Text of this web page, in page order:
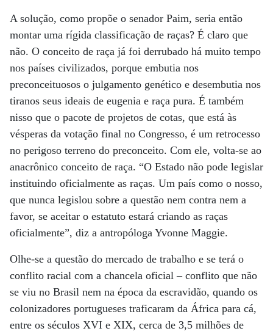
A solução, como propõe o senador Paim, seria então
montar uma rígida classificação de raças? É claro que
não. O conceito de raça já foi derrubado há muito tempo
nos países civilizados, porque embutia nos
preconceituosos o julgamento genético e desembutia nos
tiranos seus ideais de eugenia e raça pura. É também
nisso que o pacote de projetos de cotas, que está às
vésperas da votação final no Congresso, é um retrocesso
no perigoso terreno do preconceito. Com ele, volta-se ao
anacrônico conceito de raça. “O Estado não pode legislar
instituindo oficialmente as raças. Um país como o nosso,
que nunca legislou sobre a questão nem contra nem a
favor, se aceitar o estatuto estará criando as raças
oficialmente”, diz a antropóloga Yvonne Maggie.
Olhe-se a questão do mercado de trabalho e se terá o
conflito racial com a chancela oficial – conflito que não
se viu no Brasil nem na época da escravidão, quando os
colonizadores portugueses traficaram da África para cá,
entre os séculos XVI e XIX, cerca de 3,5 milhões de